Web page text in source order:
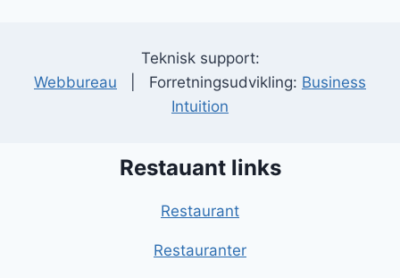
Teknisk support:
Webbureau | Forretningsudvikling: Business
Intuition
Restauant links
Restaurant
Restauranter